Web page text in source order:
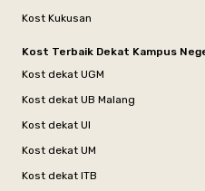
Kost Kukusan
Kost Terbaik Dekat Kampus
Kost dekat UGM
Kost dekat UB Malang
Kost dekat UI
Kost dekat UM
Kost dekat ITB